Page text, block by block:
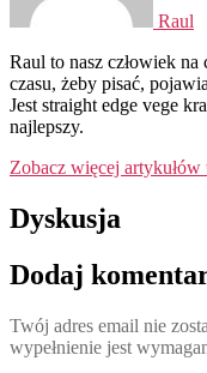
Raul
Raul to nasz człowiek
czasu, żeby pisać,
Jest straight edge vege
najlepszy.
Zobacz więcej artykułów
Dyskusja
Dodaj
Twój adres email nie
wypełnienie jest